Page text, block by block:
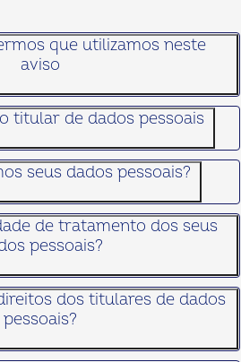
que utilizamos neste
aviso
titular de dados pessoais
seus dados pessoais?
de tratamento dos seus
pessoais?
dos titulares de dados
pessoais?